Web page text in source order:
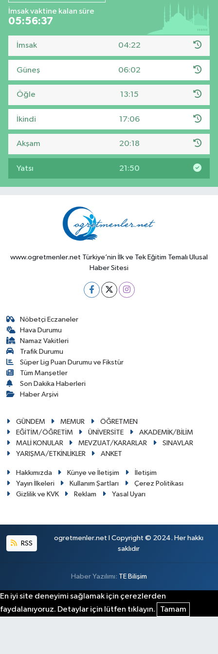
İmsak vaktine kalan süre
05:56:37
İmsak 04:22
Güneş 06:02
Öğle 13:15
İkindi 17:06
Akşam 20:18
Yatsı 21:50
www.ogretmenler.net Türkiye’nin İlk ve Tek Eğitim Temalı Ulusal
Haber Sitesi
Nöbetçi Eczaneler
Hava Durumu
Namaz Vakitleri
Trafik Durumu
Süper Lig Puan Durumu ve Fikstür
Tüm Manşetler
Son Dakika Haberleri
Haber Arşivi
GÜNDEM MEMUR
ÖĞRETMEN
EĞİTİM/ÖĞRETİM
ÜNİVERSİTE
AKADEMİK/BİLİM
MALİ KONULAR
MEVZUAT/KARARLAR
SINAVLAR
YARIŞMA/ETKİNLİKLER
ANKET
Hakkımızda Künye ve İletişim
İletişim
Yayın İlkeleri
Kullanım Şartları
Çerez Politikası
Gizlilik ve KVK
Reklam Yasal Uyarı
RSS
ogretmenler.net I Copyright © 2024. Her hakkı
saklıdır
Haber Yazılımı: TE Bilişim
En iyi site deneyimi sağlamak için çerezlerden
faydalanıyoruz. Detaylar için lütfen tıklayın.
Tamam